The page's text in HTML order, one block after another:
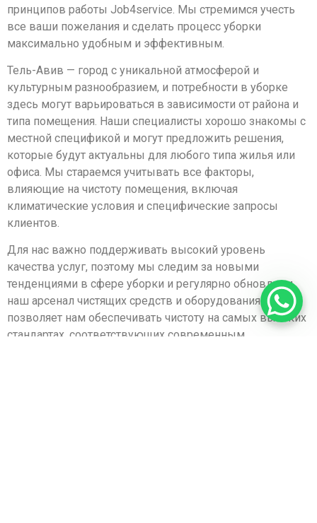
принципов работы Job4service. Мы стремимся учесть
все ваши пожелания и сделать процесс уборки
максимально удобным и эффективным.
Тель-Авив — город с уникальной атмосферой и
культурным разнообразием, и потребности в уборке
здесь могут варьироваться в зависимости от района и
типа помещения. Наши специалисты хорошо знакомы с
местной спецификой и могут предложить решения,
которые будут актуальны для любого типа жилья или
офиса. Мы стараемся учитывать все факторы,
влияющие на чистоту помещения, включая
климатические условия и специфические запросы
клиентов.
Для нас важно поддерживать высокий уровень
качества услуг, поэтому мы следим за новыми
тенденциями в сфере уборки и регулярно обновляем
наш арсенал чистящих средств и оборудования. Это
позволяет нам обеспечивать чистоту на самых высоких
стандартах, соответствующих современным